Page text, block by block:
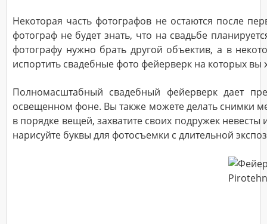
Некоторая часть фотографов не остаются после
фотограф не будет знать, что на свадьбе
фотографу нужно брать другой объектив, а в
испортить свадебные фото фейерверк на которых
Полномасштабный свадебный фейерверк дает
освещенном фоне. Вы также можете делать снимки
в порядке вещей, захватите своих подружек
нарисуйте буквы для фотосъемки с длительной